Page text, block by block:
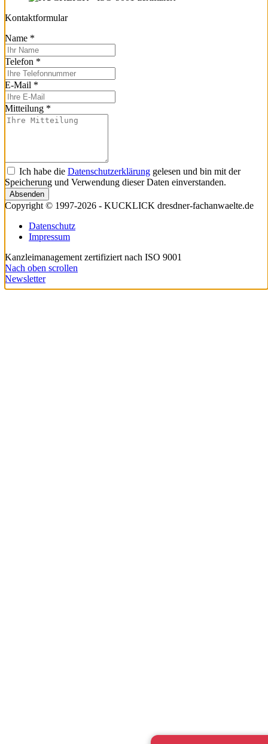
Kontaktformular
Name *
Telefon *
E-Mail *
Mitteilung *
Ich habe die Datenschutzerklärung gelesen und bin mit der
Speicherung und Verwendung dieser Daten einverstanden.
Absenden
Copyright © 1997-2026 - KUCKLICK dresdner-fachanwaelte.de
Datenschutz
Impressum
Kanzleimanagement zertifiziert nach ISO 9001
Nach oben scrollen
Newsletter